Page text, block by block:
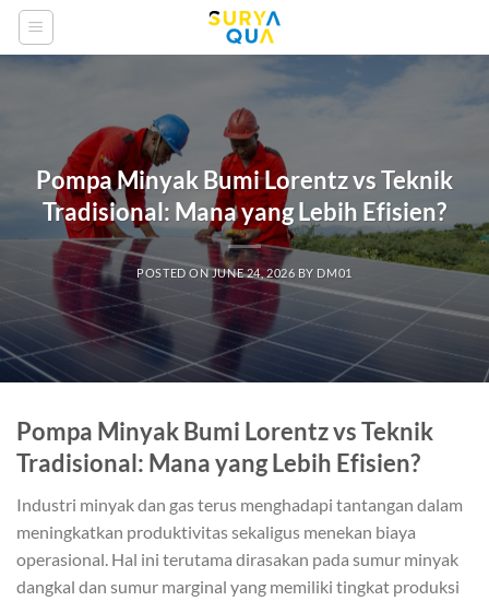
Skip
content
Pompa Minyak Bumi Lorentz vs Teknik
Tradisional: Mana yang Lebih Efisien?
POSTED ONJUNE 24, 2026 BY DM01
Pompa Minyak Bumi Lorentz vs Teknik
Tradisional: Mana yang Lebih Efisien?
Industri minyak dan gas terus menghadapi tantangan dalam
meningkatkan produktivitas sekaligus menekan biaya
operasional. Hal ini terutama dirasakan pada sumur minyak
dangkal dan sumur marginal yang memiliki tingkat produksi